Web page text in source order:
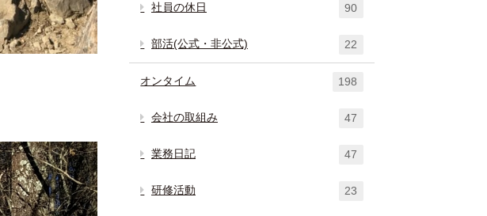
社員の休日 90
部活(公式・非公式) 22
オンタイム 198
会社の取組み 47
業務日記 47
研修活動 23